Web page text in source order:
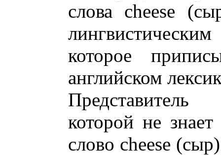
слова cheese
которое
английском
которой не
слово cheese